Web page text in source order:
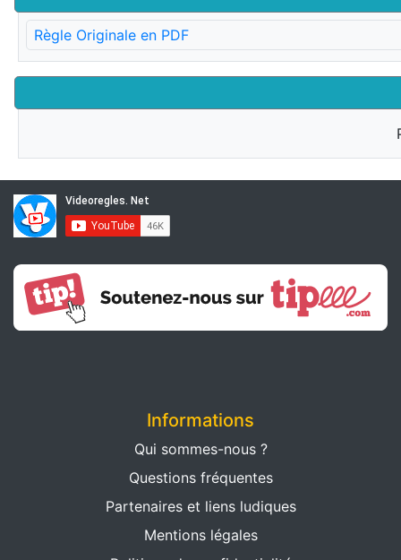
Règle Originale en PDF
Informations
Qui sommes-nous ?
Questions fréquentes
Partenaires et liens ludiques
Mentions légales